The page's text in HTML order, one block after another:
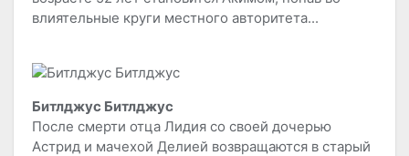
влиятельные круги местного авторитета...
Битлджус Битлджус
После смерти отца Лидия со своей дочерью
Астрид и мачехой Делией возвращаются в старый